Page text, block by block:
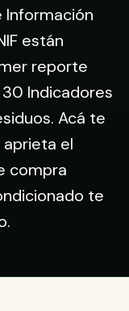
Información
están
reporte
Indicadores
Acá te
el
compra
te